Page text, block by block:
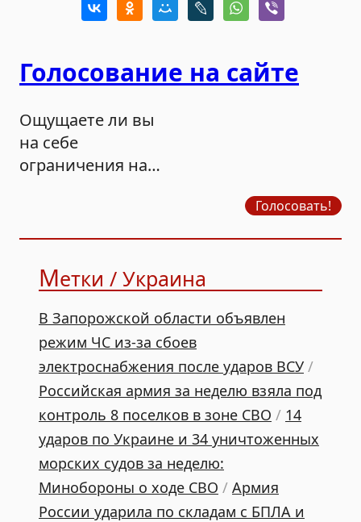
Голосование на сайте
Ощущаете ли вы
на себе
ограничения на
Голосовать!
Метки / Украина
В Запорожской области объявлен
режим ЧС из-за сбоев
электроснабжения после ударов ВСУ /
Российская армия за неделю взяла под
контроль 8 поселков в зоне СВО / 14
ударов по Украине и 34 уничтоженных
морских судов за неделю:
Минобороны о ходе СВО / Армия
России ударила по складам с БПЛА и